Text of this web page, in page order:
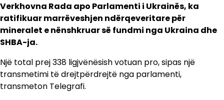
Verkhovna Rada apo Parlamenti i Ukrainës, ka
ratifikuar marrëveshjen ndërqeveritare për
mineralet e nënshkruar së fundmi nga Ukraina dhe
SHBA-ja.
Një total prej 338 ligjvënësish votuan pro, sipas një
transmetimi të drejtpërdrejtë nga parlamenti,
transmeton Telegrafi.